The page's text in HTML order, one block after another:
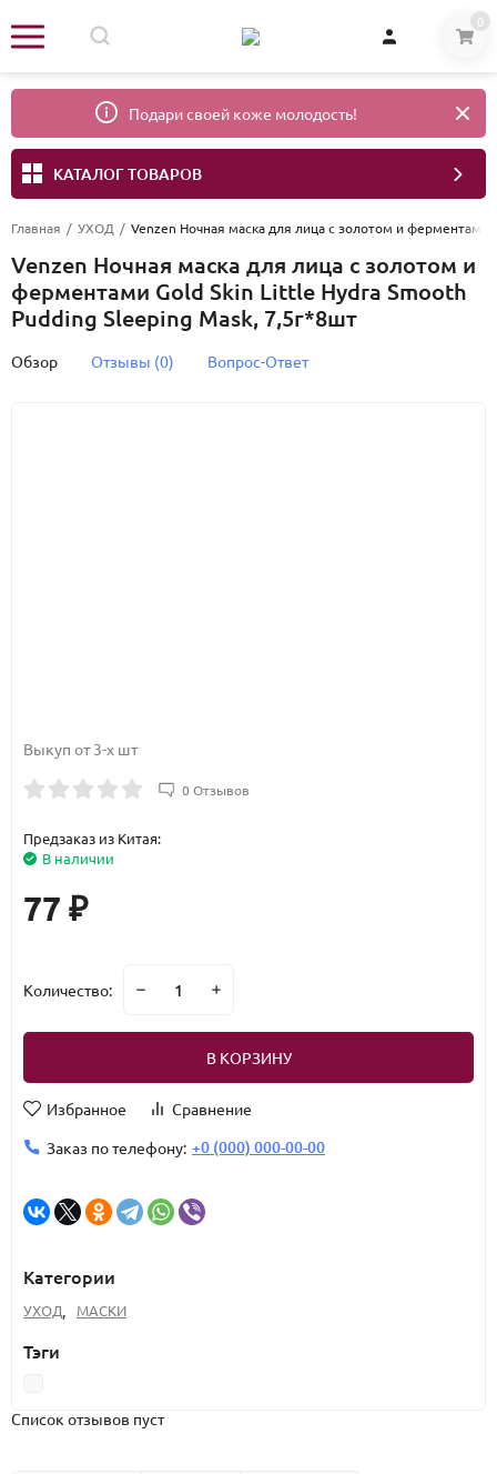
0
Подари своей коже молодость!
КАТАЛОГ ТОВАРОВ
Главная / УХОД / Venzen Ночная маска для лица с золотом и ферментами
Venzen Ночная маска для лица с золотом и
ферментами Gold Skin Little Hydra Smooth
Pudding Sleeping Mask, 7,5г*8шт
Обзор Отзывы (0) Вопрос-Ответ
Выкуп от 3-х шт
0 Отзывов
Предзаказ из Китая:
В наличии
77 ₽
Количество:
В КОРЗИНУ
Избранное
Сравнение
Заказ по телефону: +0 (000) 000-00-00
Категории
УХОД, МАСКИ
Тэги
Список отзывов пуст